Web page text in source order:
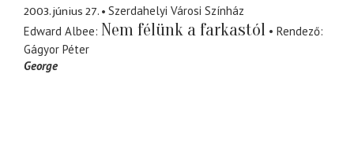
2003. június 27.
Szerdahelyi Városi Színház
Edward Albee Nem félünk a farkastól
Rendező
Gágyor Péter
George